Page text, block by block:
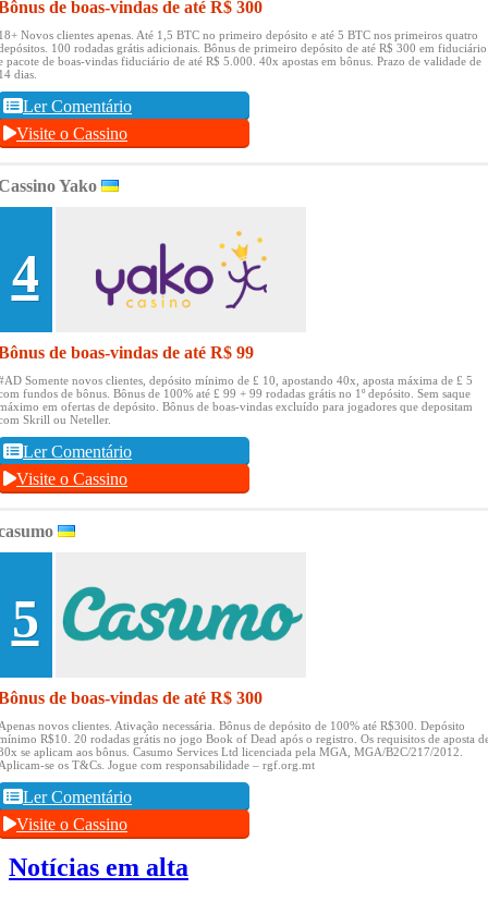
de boas-vindas de até R$ 300
Novos clientes apenas. Até 1,5 BTC no primeiro depósito e até 5 BTC nos primeiros quatro
100 rodadas grátis adicionais. Bônus de primeiro depósito de até R$ 300 em fiduciário
pacote de boas-vindas fiduciário de até R$ 5.000. 40x apostas em bônus. Prazo de validade de
dias.
Ler Comentário
Visite o Cassino
Yako
4
de boas-vindas de até R$ 99
Somente novos clientes, depósito mínimo de £ 10, apostando 40x, aposta máxima de £ 5
fundos de bônus. Bônus de 100% até £ 99 + 99 rodadas grátis no 1º depósito. Sem saque
em ofertas de depósito. Bônus de boas-vindas excluído para jogadores que depositam
Skrill ou Neteller.
Ler Comentário
Visite o Cassino
5
de boas-vindas de até R$ 300
novos clientes. Ativação necessária. Bônus de depósito de 100% até R$300. Depósito
R$10. 20 rodadas grátis no jogo Book of Dead após o registro. Os requisitos de aposta
se aplicam aos bônus. Casumo Services Ltd licenciada pela MGA, MGA/B2C/217/2012.
se os T&Cs. Jogue com responsabilidade – rgf.org.mt
Ler Comentário
Visite o Cassino
Notícias em alta